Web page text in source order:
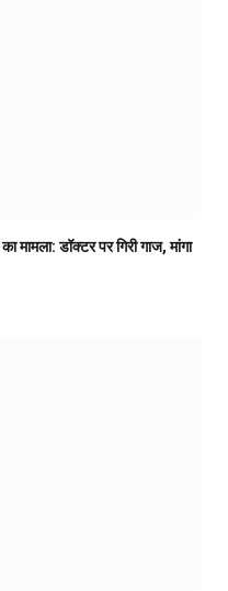
मामला: डॉक्टर पर गिरी गाज, मांगा